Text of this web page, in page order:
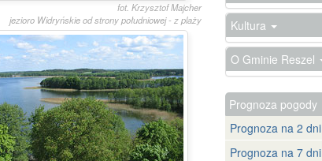
fot. Krzysztof Majcher
jezioro Widryńskie od strony południowej - z plaży
Kultura
O Gminie Reszel
Prognoza pogody
Prognoza na 2 dni
Prognoza na 7 dni